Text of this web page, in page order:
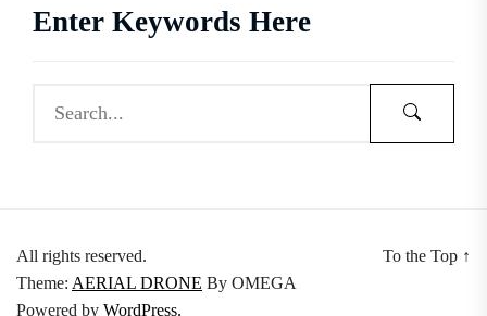
Enter Keywords Here
All rights reserved.
Theme: AERIAL DRONE By OMEGA
Powered by WordPress.
To the Top ↑